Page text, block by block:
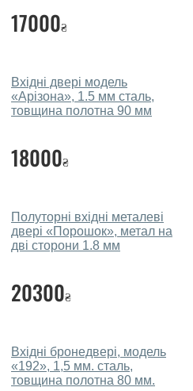
17000₴
Вхідні двері модель
«Арізона», 1.5 мм сталь,
товщина полотна 90 мм
18000₴
Полуторні вхідні металеві
двері «Порошок», метал на
дві сторони 1.8 мм
20300₴
Вхідні бронедвері, модель
«192», 1,5 мм. сталь,
товщина полотна 80 мм.